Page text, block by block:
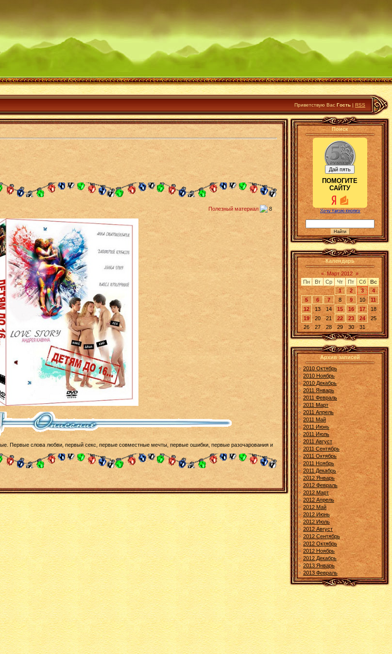
Приветствую Вас Гость | RSS
Полезный материал 8
Первые слова любви, первый секс, первые совместные мечты, первые ошибки, первые разочарования и
Поиск
ПОМОГИТЕ
САЙТУ
Календарь
« Март 2012 »
Пн
Вт Ср Чт Пт Сб
Вс
1
2 3
4
5
6 7 8 9 10
11
12
13 14 15 16 17
18
19
20 21 22 23 24
25
26
27 28 29 30 31
Архив записей
2010 Октябрь
2010 Ноябрь
2010 Декабрь
2011 Январь
2011 Февраль
2011 Март
2011 Апрель
2011 Май
2011 Июнь
2011 Июль
2011 Август
2011 Сентябрь
2011 Октябрь
2011 Ноябрь
2011 Декабрь
2012 Январь
2012 Февраль
2012 Март
2012 Апрель
2012 Май
2012 Июнь
2012 Июль
2012 Август
2012 Сентябрь
2012 Октябрь
2012 Ноябрь
2012 Декабрь
2013 Январь
2013 Февраль